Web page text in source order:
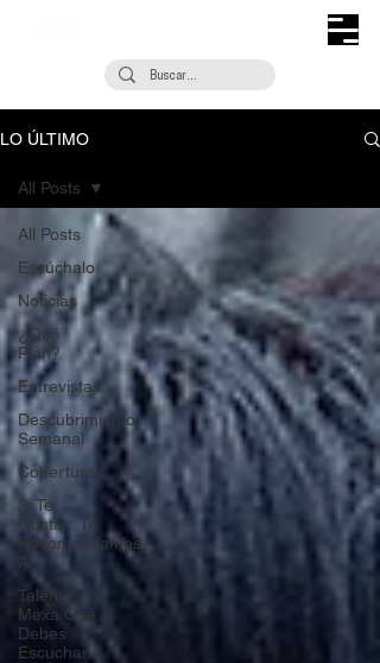
LO ÚLTIMO
All Posts
Escúchalo
Noticias
¿Qué
Plan?
Entrevistas
Descubrimiento
Semanal
Coberturas
Si Te
Gusta... Te
Recomendamos
Talento
Mexa Que
Debes
Escuchar
All Posts